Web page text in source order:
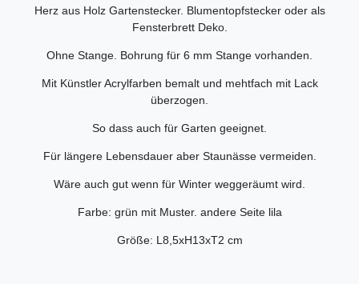
Herz aus Holz Gartenstecker. Blumentopfstecker oder als
Fensterbrett Deko.
Ohne Stange. Bohrung für 6 mm Stange vorhanden.
Mit Künstler Acrylfarben bemalt und mehtfach mit Lack
überzogen.
So dass auch für Garten geeignet.
Für längere Lebensdauer aber Staunässe vermeiden.
Wäre auch gut wenn für Winter weggeräumt wird.
Farbe: grün mit Muster. andere Seite lila
Größe: L8,5xH13xT2 cm